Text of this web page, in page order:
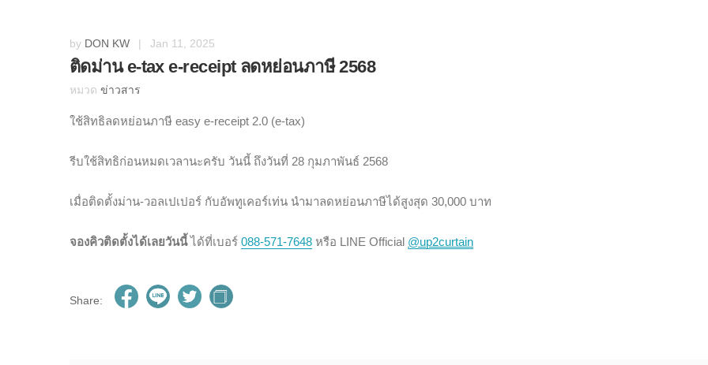
by DON KW | Jan 11, 2025
ติดม่าน e-tax e-receipt ลดหย่อนภาษี 2568
หมวด ข่าวสาร
ใช้สิทธิลดหย่อนภาษี easy e-receipt 2.0 (e-tax)
รีบใช้สิทธิก่อนหมดเวลานะครับ วันนี้ ถึงวันที่ 28 กุมภาพันธ์ 2568
เมื่อติดตั้งม่าน-วอลเปเปอร์ กับอัพทูเคอร์เท่น นำมาลดหย่อนภาษีได้สูงสุด 30,000 บาท
จองคิวติดตั้งได้เลยวันนี้ ได้ที่เบอร์ 088-571-7648 หรือ LINE Official @up2curtain
Share: